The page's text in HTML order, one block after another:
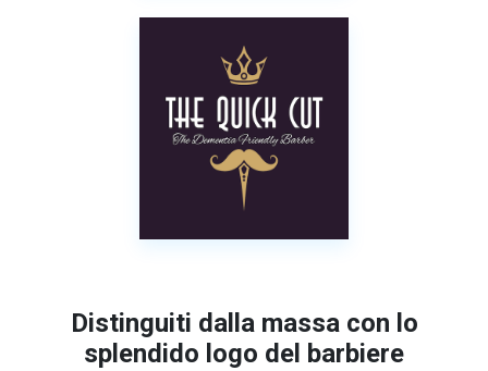
Distinguiti dalla massa con lo
splendido logo del barbiere